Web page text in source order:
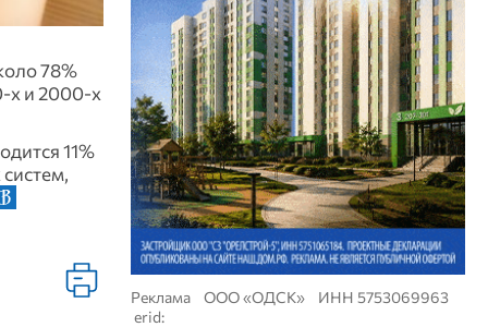
78%
и 2000‑х
11%
Реклама ООО «ОДСК» ИНН 5753069963
erid: